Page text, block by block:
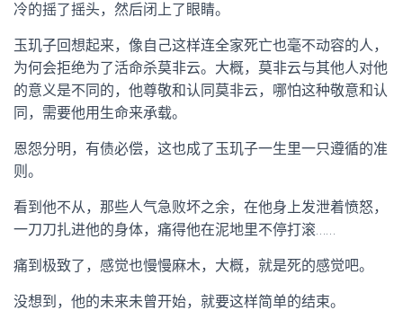
冷的摇了摇头，然后闭上了眼睛。
玉玑子回想起来，像自己这样连全家死亡也毫不动容的人，
为何会拒绝为了活命杀莫非云。大概，莫非云与其他人对他
的意义是不同的，他尊敬和认同莫非云，哪怕这种敬意和认
同，需要他用生命来承载。
恩怨分明，有债必偿，这也成了玉玑子一生里一只遵循的准
则。
看到他不从，那些人气急败坏之余，在他身上发泄着愤怒，
一刀刀扎进他的身体，痛得他在泥地里不停打滚……
痛到极致了，感觉也慢慢麻木，大概，就是死的感觉吧。
没想到，他的未来未曾开始，就要这样简单的结束。